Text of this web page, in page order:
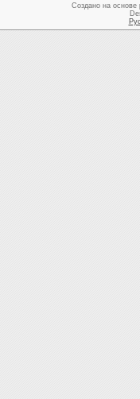
Создано на основе